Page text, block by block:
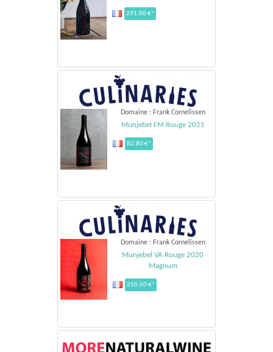
291.00 €*
Domaine : Frank Cornelissen
Munjebel FM Rouge 2021
82.80 €*
Domaine : Frank Cornelissen
Munjebel VA Rouge 2020
Magnum
250.50 €*